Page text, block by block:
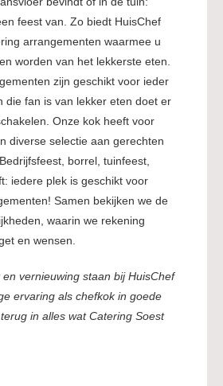
feest van. Zo biedt HuisChef
arrangementen waarmee u
worden van het lekkerste eten.
zijn geschikt voor ieder
die fan is van lekker eten doet er
Onze kok heeft voor
diverse selectie aan gerechten
borrel, tuinfeest,
iedere plek is geschikt voor
Samen bekijken we de
waarin we rekening
en wensen.
vernieuwing staan bij HuisChef
ervaring als chefkok in goede
in alles wat Catering Soest